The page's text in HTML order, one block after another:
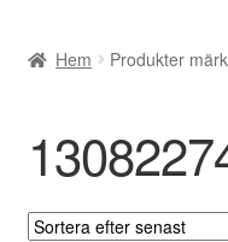
Betalningar
Integritetspolicy
Klagomål
Hem Produkter